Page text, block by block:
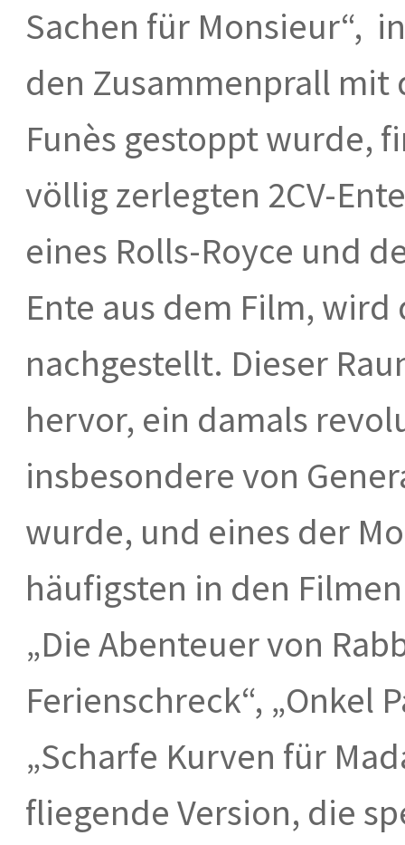
Sachen für Monsieur“,
den Zusammenprall mit
Funès gestoppt wurde,
völlig zerlegten 2CV-
eines Rolls-Royce und
Ente aus dem Film,
nachgestellt. Dieser
hervor, ein damals
insbesondere von
wurde, und eines der
häufigsten in den
„Die Abenteuer von
Ferienschreck“, „Onkel
„Scharfe Kurven für
fliegende Version, die